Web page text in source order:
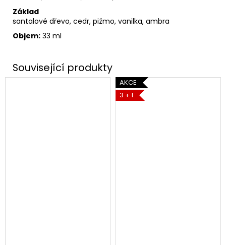
Základ
santalové dřevo, cedr, pižmo, vanilka, ambra
Objem: 33 ml
AKCE
3 + 1